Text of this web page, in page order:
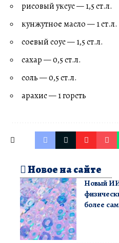
рисовый уксус — 1,5 ст.л.
кунжутное масло — 1 ст.л.
соевый соус — 1,5 ст.л.
сахар — 0,5 ст.л.
соль — 0,5 ст.л.
арахис — 1 горсть
Новое на сайте
Новый ИИ
более